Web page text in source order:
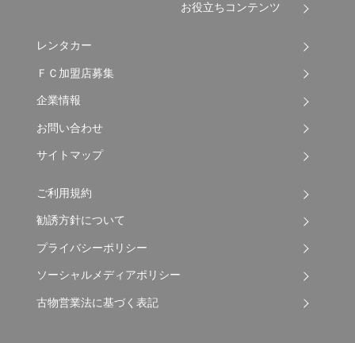
お役立ちコンテンツ
レンタカー
ＦＣ加盟店募集
企業情報
お問い合わせ
サイトマップ
ご利用規約
勧誘方針について
プライバシーポリシー
ソーシャルメディアポリシー
古物営業法に基づく表記